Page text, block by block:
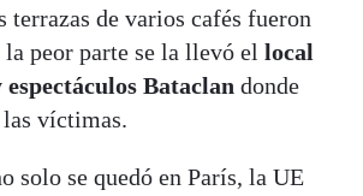
terrazas de varios cafés fueron
peor parte se la llevó el local
Bataclan donde
víctimas.
solo se quedó en París, la UE